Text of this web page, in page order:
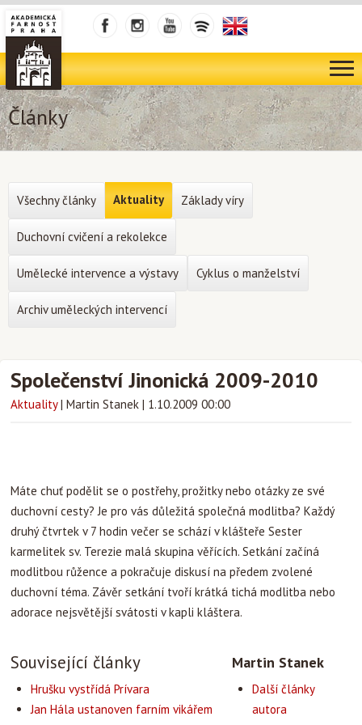
Články
Společenství Jinonická 2009-2010
Aktuality | Martin Stanek | 1.10.2009 00:00
Máte chuť podělit se o postřehy, prožitky nebo otázky ze své
duchovní cesty? Je pro vás důležitá společná modlitba? Každý
druhý čtvrtek v 7 hodin večer se schází v klášteře Sester
karmelitek sv. Terezie malá skupina věřících. Setkání začíná
modlitbou růžence a pokračuje diskusí na předem zvolené
duchovní téma. Závěr setkání tvoří krátká tichá modlitba nebo
adorace nejsvětější svátosti v kapli kláštera.
Související články
Hrušku vystřídá Prívara
Jan Hála ustanoven farním vikářem
Martin Stanek
Další články
autora
Všechny články Aktuality Základy víry
Duchovní cvičení a rekolekce
Umělecké intervence a výstavy Cyklus o manželství
Archiv uměleckých intervencí